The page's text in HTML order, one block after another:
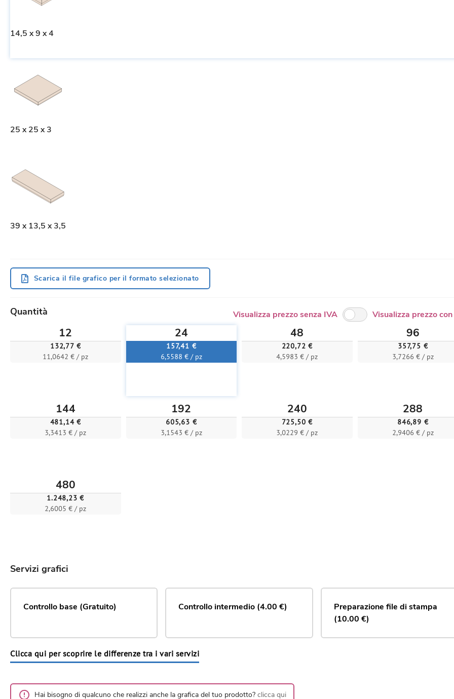
14,5 x 9 x 4
25 x 25 x 3
39 x 13,5 x 3,5
Scarica il file grafico per il formato selezionato
Quantità Visualizza prezzo senza IVA Visualizza prezzo
12
132,77 €
11,0642 € / pz
24
157,41 €
6,5588 € / pz
48
220,72 €
4,5983 € / pz
96
357,75 €
3,7266 € / pz
144
481,14 €
3,3413 € / pz
192
605,63 €
3,1543 € / pz
240
725,50 €
3,0229 € / pz
288
846,89 €
2,9406 € / pz
480
1.248,23 €
2,6005 € / pz
Servizi grafici
Controllo base (Gratuito) Controllo intermedio (4.00 €)
Preparazione file di stampa
(10.00 €)
Clicca qui per scoprire le differenze tra i vari servizi
Hai bisogno di qualcuno che realizzi anche la grafica del tuo prodotto? clicca qui